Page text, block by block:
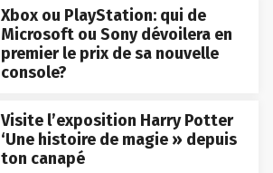
Xbox ou PlayStation: qui de
Microsoft ou Sony dévoilera en
premier le prix de sa nouvelle
console?
Visite l’exposition Harry Potter
‘Une histoire de magie » depuis
ton canapé